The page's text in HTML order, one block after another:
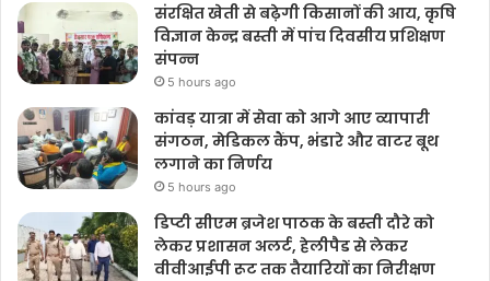
संरक्षित खेती से बढ़ेगी किसानों की आय, कृषि
विज्ञान केन्द्र बस्ती में पांच दिवसीय प्रशिक्षण
संपन्न
5 hours ago
कांवड़ यात्रा में सेवा को आगे आए व्यापारी
संगठन, मेडिकल कैंप, भंडारे और वाटर बूथ
लगाने का निर्णय
5 hours ago
डिप्टी सीएम ब्रजेश पाठक के बस्ती दौरे को
लेकर प्रशासन अलर्ट, हेलीपैड से लेकर
वीवीआईपी रूट तक तैयारियों का निरीक्षण